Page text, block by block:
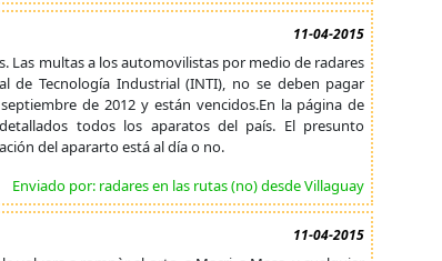
11-04-2015
Las multas a los automovilistas por medio de radares
de Tecnología Industrial (INTI), no se deben pagar
de 2012 y están vencidos.En la página de
todos los aparatos del país. El presunto
del apararto está al día o no.
Enviado por: radares en las rutas (no) desde Villaguay
11-04-2015